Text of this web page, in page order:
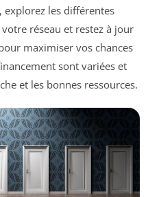
explorez les différentes
réseau et restez à jour
maximiser vos chances
sont variées et
et les bonnes ressources.